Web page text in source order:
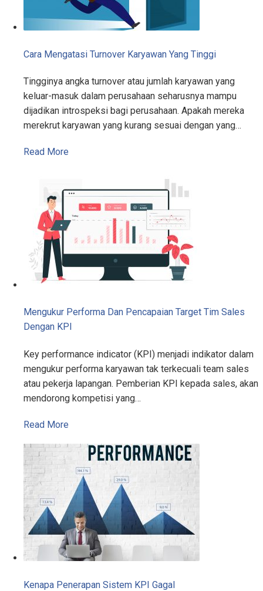
Cara Mengatasi Turnover Karyawan Yang Tinggi
Tingginya angka turnover atau jumlah karyawan yang
keluar-masuk dalam perusahaan seharusnya mampu
dijadikan introspeksi bagi perusahaan. Apakah mereka
merekrut karyawan yang kurang sesuai dengan yang…
Read More
Mengukur Performa Dan Pencapaian Target Tim Sales
Dengan KPI
Key performance indicator (KPI) menjadi indikator dalam
mengukur performa karyawan tak terkecuali team sales
atau pekerja lapangan. Pemberian KPI kepada sales, akan
mendorong kompetisi yang…
Read More
Kenapa Penerapan Sistem KPI Gagal